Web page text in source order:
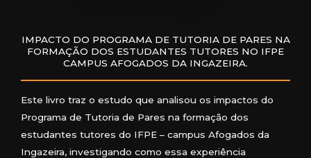
IMPACTO DO PROGRAMA DE TUTORIA DE PARES NA
FORMAÇÃO DOS ESTUDANTES TUTORES NO IFPE
CAMPUS AFOGADOS DA INGAZEIRA.
Este livro traz o estudo que analisou os impactos do
Programa de Tutoria de Pares na formação dos
estudantes tutores do IFPE – campus Afogados da
Ingazeira, investigando como essa experiência